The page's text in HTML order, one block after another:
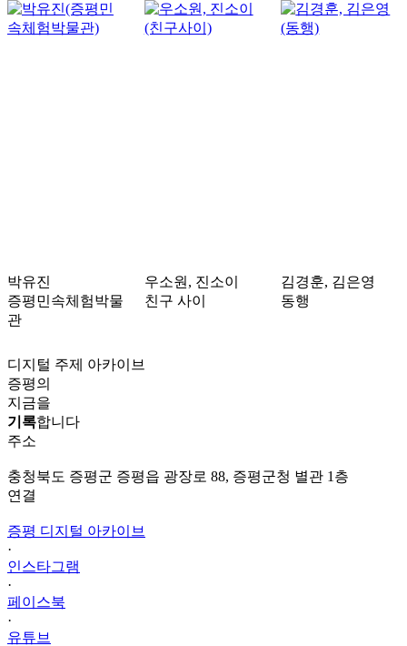
박유진
증평민속체험박물
관
우소원, 진소이
친구 사이
김경훈, 김은영
동행
디지털 주제 아카이브
증평의
지금을
기록합니다
주소
충청북도 증평군 증평읍 광장로 88, 증평군청 별관 1층
연결
증평 디지털 아카이브
·
인스타그램
·
페이스북
·
유튜브